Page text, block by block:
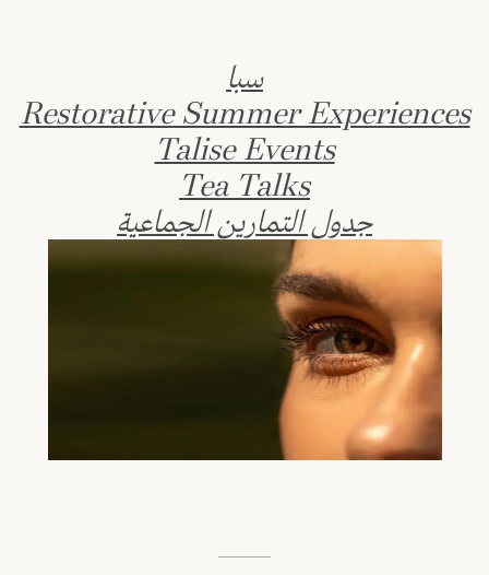
سبا
Restorative Summer Experiences
Talise Events
Tea Talks
جدول التمارين الجماعية